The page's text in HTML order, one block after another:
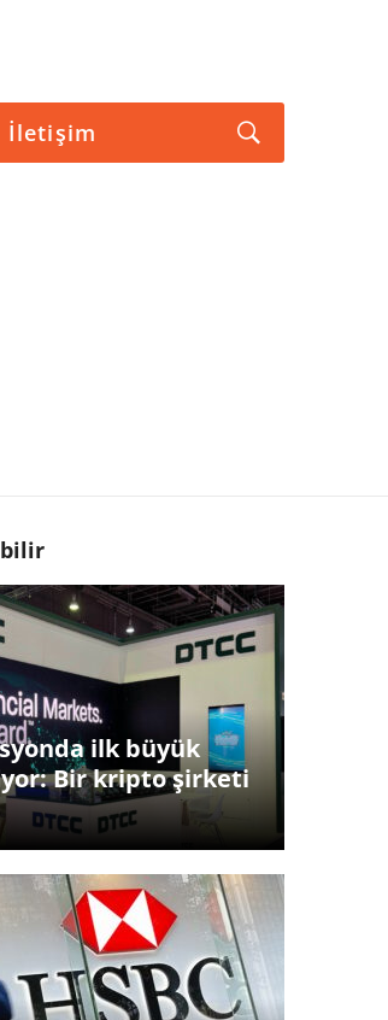
İletişim
ilk büyük
Bir kripto şirketi